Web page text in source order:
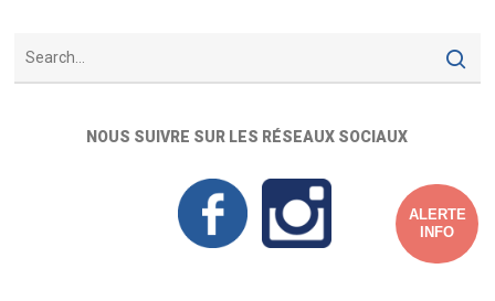
NOUS SUIVRE SUR LES RÉSEAUX SOCIAUX
ALERTE
INFO